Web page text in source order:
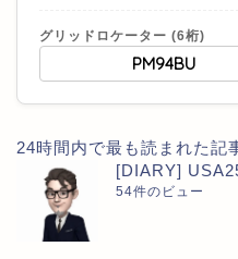
グリッドロケーター (6桁)
24時間内で最も読まれた記
[DIARY]
54件のビュー